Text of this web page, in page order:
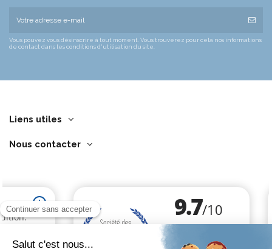
Vous pouvez vous désinscrire à tout moment. Vous trouverez pour cela nos informations
de contact dans les conditions d'utilisation du site.
Liens utiles
Nous contacter